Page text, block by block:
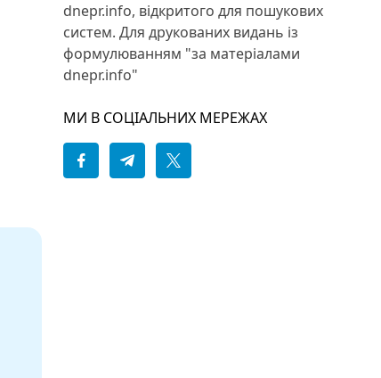
dnepr.info, відкритого для пошукових
систем. Для друкованих видань із
формулюванням "за матеріалами
dnepr.info"
МИ В СОЦІАЛЬНИХ МЕРЕЖАХ